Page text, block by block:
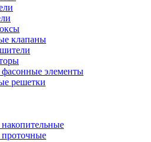
клапаны
элементы
решетки
проточные